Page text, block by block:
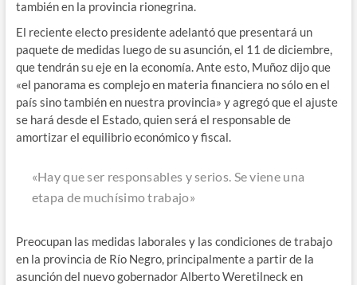
también en la provincia rionegrina.
El reciente electo presidente adelantó que presentará un
paquete de medidas luego de su asunción, el 11 de diciembre,
que tendrán su eje en la economía. Ante esto, Muñoz dijo que
«el panorama es complejo en materia financiera no sólo en el
país sino también en nuestra provincia» y agregó que el ajuste
se hará desde el Estado, quien será el responsable de
amortizar el equilibrio económico y fiscal.
«Hay que ser responsables y serios. Se viene una
etapa de muchísimo trabajo»
Preocupan las medidas laborales y las condiciones de trabajo
en la provincia de Río Negro, principalmente a partir de la
asunción del nuevo gobernador Alberto Weretilneck en